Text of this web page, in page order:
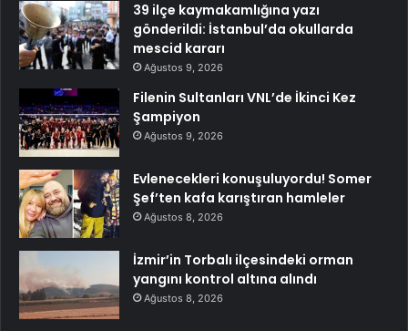
39 ilçe kaymakamlığına yazı
gönderildi: İstanbul’da okullarda
mescid kararı
Ağustos 9, 2026
Filenin Sultanları VNL’de İkinci Kez
Şampiyon
Ağustos 9, 2026
Evlenecekleri konuşuluyordu! Somer
Şef’ten kafa karıştıran hamleler
Ağustos 8, 2026
İzmir’in Torbalı ilçesindeki orman
yangını kontrol altına alındı
Ağustos 8, 2026